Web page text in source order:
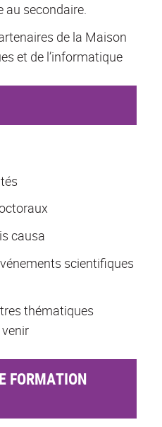
au secondaire.
de la Maison
et de l’informatique
causa
scientifiques
thématiques
FORMATION